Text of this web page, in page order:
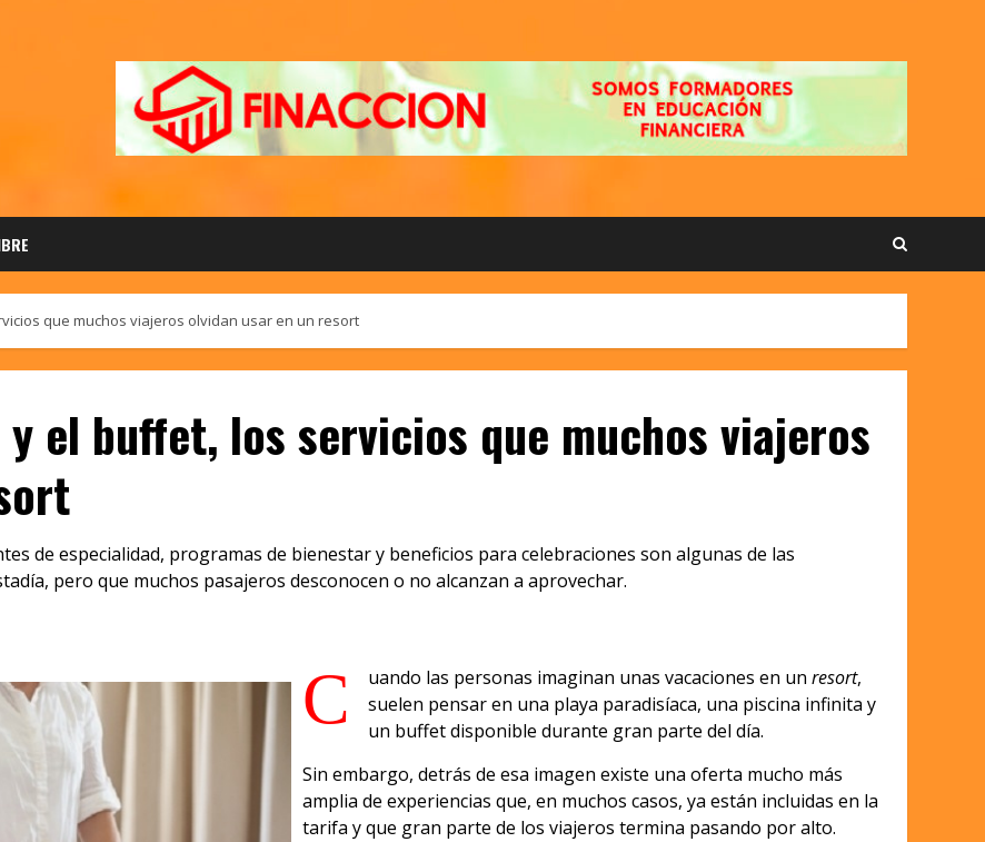
que muchos viajeros olvidan usar en un resort
el buffet, los servicios que muchos viajeros
de especialidad, programas de bienestar y beneficios para celebraciones son algunas de las
pero que muchos pasajeros desconocen o no alcanzan a aprovechar.
C uando las personas imaginan unas vacaciones en un resort,
suelen pensar en una playa paradisíaca, una piscina infinita y
un buffet disponible durante gran parte del día.
Sin embargo, detrás de esa imagen existe una oferta mucho más
amplia de experiencias que, en muchos casos, ya están incluidas en la
tarifa y que gran parte de los viajeros termina pasando por alto.